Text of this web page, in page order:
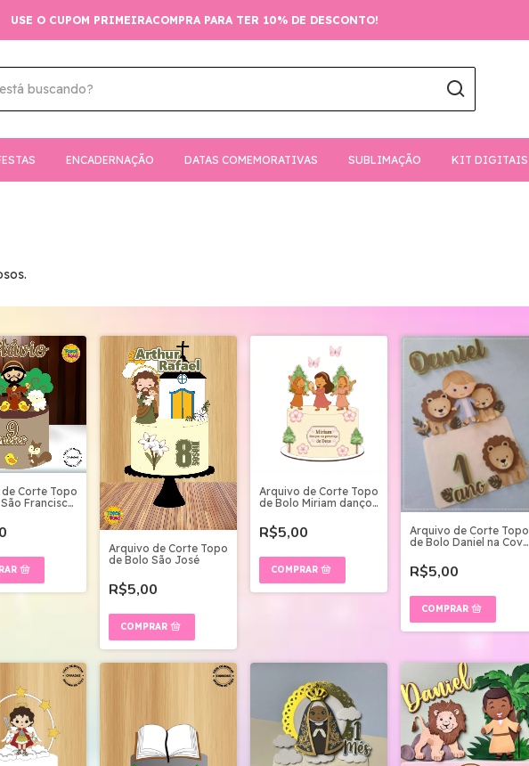
USE O CUPOM PRIMEIRACOMPRA PARA TER 10% DE DESCONTO!
ENCADERNAÇÃO DATAS COMEMORATIVAS SUBLIMAÇÃO KIT DIGITAIS
Corte Topo
Francisco
Arquivo de Corte Topo
de Bolo São José
R$5,00
Arquivo de Corte Topo
de Bolo Miriam dançou
R$5,00
Arquivo de Corte Topo
de Bolo Daniel na Cova
R$5,00